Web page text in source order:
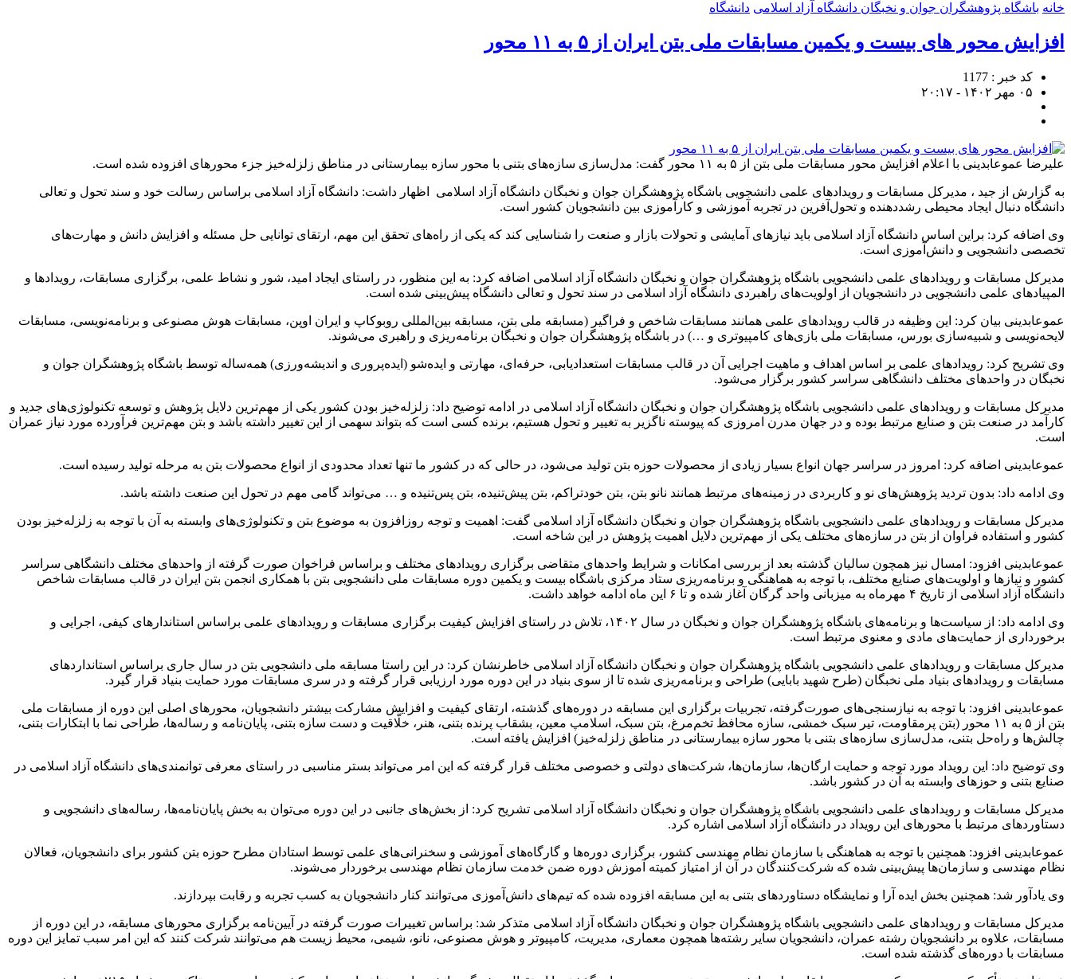
خانه باشگاه پژوهشگران جوان و نخبگان دانشگاه آزاد اسلامی دانشگاه
افزایش محور های بیست و یکمین مسابقات ملی بتن ایران از ۵ به ۱۱ محور
کد خبر : 1177
۰۵ مهر ۱۴۰۲ - ۲۰:۱۷
علیرضا عموعابدینی با اعلام افزایش محور مسابقات ملی بتن از ۵ به ۱۱ محور گفت: مدل‌سازی سازه‌های بتنی با محور سازه بیمارستانی در مناطق زلزله‌خیز جزء محورهای افزوده شده است.
به گزارش از جید ، مدیرکل مسابقات و رویداد‌های علمی دانشجویی باشگاه پژوهشگران جوان و نخبگان دانشگاه آزاد اسلامی اظهار داشت: دانشگاه آزاد اسلامی براساس رسالت خود و سند تحول و تعالی
دانشگاه دنبال ایجاد محیطی رشددهنده و تحول‌آفرین در تجربه آموزشی و کارآموزی بین دانشجویان کشور است.
وی اضافه کرد: براین اساس دانشگاه آزاد اسلامی باید نیاز‌های آمایشی و تحولات بازار و صنعت را شناسایی کند که یکی از راه‌های تحقق این مهم، ارتقای توانایی حل مسئله و افزایش دانش و مهارت‌های
تخصصی دانشجویی و دانش‌آموزی است.
مدیرکل مسابقات و رویداد‌های علمی دانشجویی باشگاه پژوهشگران جوان و نخبگان دانشگاه آزاد اسلامی اضافه کرد: به این منظور، در راستای ایجاد امید، شور و نشاط علمی، برگزاری مسابقات، رویداد‌ها و
المپیاد‌های علمی دانشجویی در دانشجویان از اولویت‌های راهبردی دانشگاه آزاد اسلامی در سند تحول و تعالی دانشگاه پیش‌بینی شده است.
عموعابدینی بیان کرد: این وظیفه در قالب رویداد‌های علمی همانند مسابقات شاخص و فراگیر (مسابقه ملی بتن، مسابقه بین‌المللی روبوکاپ و ایران اوپن، مسابقات هوش مصنوعی و برنامه‌نویسی، مسابقات
لایحه‌نویسی و شبیه‌سازی بورس، مسابقات ملی بازی‌های کامپیوتری و …) در باشگاه پژوهشگران جوان و نخبگان برنامه‌ریزی و راهبری می‌شوند.
وی تشریح کرد: رویداد‌های علمی بر اساس اهداف و ماهیت اجرایی آن در قالب مسابقات استعدادیابی، حرفه‌ای، مهارتی و ایده‌شو (ایده‌پروری و اندیشه‌ورزی) همه‌ساله توسط باشگاه پژوهشگران جوان و
نخبگان در واحد‌های مختلف دانشگاهی سراسر کشور برگزار می‌شود.
مدیرکل مسابقات و رویداد‌های علمی دانشجویی باشگاه پژوهشگران جوان و نخبگان دانشگاه آزاد اسلامی در ادامه توضیح داد: زلزله‌خیز بودن کشور یکی از مهم‌ترین دلایل پژوهش و توسعه تکنولوژی‌های جدید و
کارآمد در صنعت بتن و صنایع مرتبط بوده و در جهان مدرن امروزی که پیوسته ناگزیر به تغییر و تحول هستیم، برنده کسی است که بتواند سهمی از این تغییر داشته باشد و بتن مهم‌ترین فرآورده مورد نیاز عمران
است.
عموعابدینی اضافه کرد: امروز در سراسر جهان انواع بسیار زیادی از محصولات حوزه بتن تولید می‌شود، در حالی که در کشور ما تنها تعداد محدودی از انواع محصولات بتن به مرحله تولید رسیده است.
وی ادامه داد: بدون تردید پژوهش‌های نو و کاربردی در زمینه‌های مرتبط همانند نانو بتن، بتن خودتراکم، بتن پیش‌تنیده، بتن پس‌تنیده و … می‌تواند گامی مهم در تحول این صنعت داشته باشد.
مدیرکل مسابقات و رویداد‌های علمی دانشجویی باشگاه پژوهشگران جوان و نخبگان دانشگاه آزاد اسلامی گفت: اهمیت و توجه روزافزون به موضوع بتن و تکنولوژی‌های وابسته به آن با توجه به زلزله‌خیز بودن
کشور و استفاده فراوان از بتن در سازه‌های مختلف یکی از مهم‌ترین دلایل اهمیت پژوهش در این شاخه است.
عموعابدینی افزود: امسال نیز همچون سالیان گذشته بعد از بررسی امکانات و شرایط واحد‌های متقاضی برگزاری رویداد‌های مختلف و براساس فراخوان صورت گرفته از واحد‌های مختلف دانشگاهی سراسر
کشور و نیاز‌ها و اولویت‌های صنایع مختلف، با توجه به هماهنگی و برنامه‌ریزی ستاد مرکزی باشگاه بیست و یکمین دوره مسابقات ملی دانشجویی بتن با همکاری انجمن بتن ایران در قالب مسابقات شاخص
دانشگاه آزاد اسلامی از تاریخ ۴ مهرماه به میزبانی واحد گرگان آغاز شده و تا ۶ این ماه ادامه خواهد داشت.
وی ادامه داد: از سیاست‌ها و برنامه‌های باشگاه پژوهشگران جوان و نخبگان در سال ۱۴۰۲، تلاش در راستای افزایش کیفیت برگزاری مسابقات و رویداد‌های علمی براساس استاندار‌های کیفی، اجرایی و
برخورداری از حمایت‌های مادی و معنوی مرتبط است.
مدیرکل مسابقات و رویداد‌های علمی دانشجویی باشگاه پژوهشگران جوان و نخبگان دانشگاه آزاد اسلامی خاطرنشان کرد: در این راستا مسابقه ملی دانشجویی بتن در سال جاری براساس استاندارد‌های
مسابقات و رویداد‌های بنیاد ملی نخبگان (طرح شهید بابایی) طراحی و برنامه‌ریزی شده تا از سوی بنیاد در این دوره مورد ارزیابی قرار گرفته و در سری مسابقات مورد حمایت بنیاد قرار گیرد.
عموعابدینی افزود: با توجه به نیازسنجی‌های صورت‌گرفته، تجربیات برگزاری این مسابقه در دوره‌های گذشته، ارتقای کیفیت و افزایش مشارکت بیشتر دانشجویان، محور‌های اصلی این دوره از مسابقات ملی
بتن از ۵ به ۱۱ محور (بتن پرمقاومت، تیر سبک خمشی، سازه محافظ تخم‌مرغ، بتن سبک، اسلامپ معین، بشقاب پرنده بتنی، هنر، خلّاقیت و دست سازه بتنی، پایان‌نامه و رساله‌ها، طراحی نما با ابتکارات بتنی،
چالش‌ها و راه‌حل بتنی، مدل‌سازی سازه‌های بتنی با محور سازه بیمارستانی در مناطق زلزله‌خیز) افزایش یافته است.
وی توضیح داد: این رویداد مورد توجه و حمایت ارگان‌ها، سازمان‌ها، شرکت‌های دولتی و خصوصی مختلف قرار گرفته که این امر می‌تواند بستر مناسبی در راستای معرفی توانمندی‌های دانشگاه آزاد اسلامی در
صنایع بتنی و حوز‌های وابسته به آن در کشور باشد.
مدیرکل مسابقات و رویداد‌های علمی دانشجویی باشگاه پژوهشگران جوان و نخبگان دانشگاه آزاد اسلامی تشریح کرد: از بخش‌های جانبی در این دوره می‌توان به بخش پایان‌نامه‌ها، رساله‌های دانشجویی و
دستاورد‌های مرتبط با محور‌های این رویداد در دانشگاه آزاد اسلامی اشاره کرد.
عموعابدینی افزود: همچنین با توجه به هماهنگی با سازمان نظام مهندسی کشور، برگزاری دوره‌ها و گارگاه‌های آموزشی و سخنرانی‌های علمی توسط استادان مطرح حوزه بتن کشور برای دانشجویان، فعالان
نظام مهندسی و سازمان‌ها پیش‌بینی شده که شرکت‌کنندگان در آن از امتیاز کمیته آموزش دوره ضمن خدمت سازمان نظام مهندسی برخوردار می‌شوند.
وی یادآور شد: همچنین بخش ایده آرا و نمایشگاه دستاورد‌های بتنی به این مسابقه افزوده شده که تیم‌های دانش‌آموزی می‌توانند کنار دانشجویان به کسب تجربه و رقابت بپردازند.
مدیرکل مسابقات و رویداد‌های علمی دانشجویی باشگاه پژوهشگران جوان و نخبگان دانشگاه آزاد اسلامی متذکر شد: براساس تغییرات صورت گرفته در آیین‌نامه برگزاری محور‌های مسابقه، در این دوره از
مسابقات، علاوه بر دانشجویان رشته عمران، دانشجویان سایر رشته‌ها همچون معماری، مدیریت، کامپیوتر و هوش مصنوعی، نانو، شیمی، محیط زیست هم می‌توانند شرکت کنند که این امر سبب تمایز این دوره
مسابقات با دوره‌های گذشته شده است.